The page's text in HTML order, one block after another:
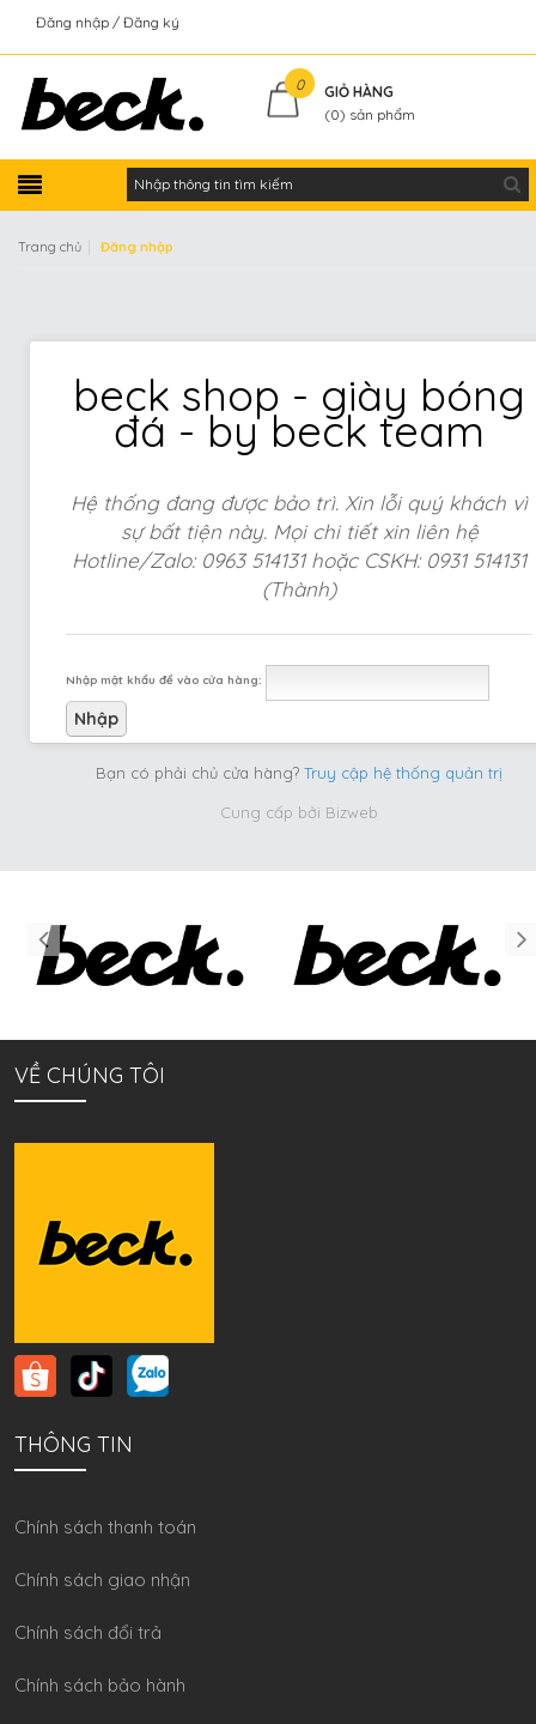
Đăng nhập Đăng ký
0
GIỎ HÀNG
(0) sản phẩm
Trang chủ Đăng nhập
beck shop - giày bóng
đá - by beck team
Hệ thống đang được bảo trì. Xin lỗi quý khách vì
sự bất tiện này. Mọi chi tiết xin liên hệ
Hotline/Zalo: 0963 514131 hoặc CSKH: 0931 514131
(Thành)
Nhập mật khẩu để vào cửa hàng:
Bạn có phải chủ cửa hàng? Truy cập hệ thống quản trị
Cung cấp bởi Bizweb
VỀ CHÚNG TÔI
THÔNG TIN
Chính sách thanh toán
Chính sách giao nhận
Chính sách đổi trả
Chính sách bảo hành